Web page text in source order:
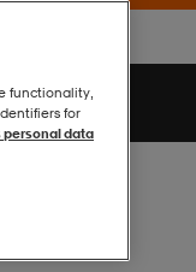
functionality,
for
personal data